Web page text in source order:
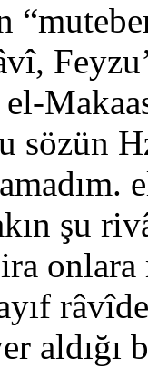
sözün
şu
onlara
aldığı